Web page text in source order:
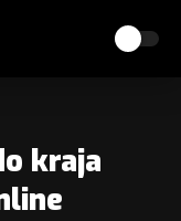
kraja